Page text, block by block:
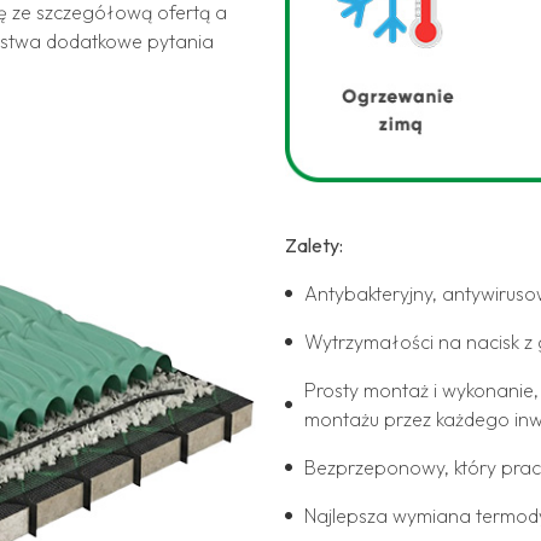
ze szczegółową ofertą a
dodatkowe pytania
Zalety:
Antybakteryjny,
Wytrzymałości na nacisk
Prosty montaż i
montażu przez każdego
Bezprzeponowy, który
Najlepsza wymiana